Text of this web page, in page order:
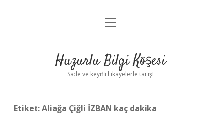
Anasayfa
Yasal Uyarı
menüyü
Huzurlu Bilgi Köşesi
Sade ve keyifli hikayelerle tanış!
Etiket:Aliağa Çiğli İZBAN kaç dakika